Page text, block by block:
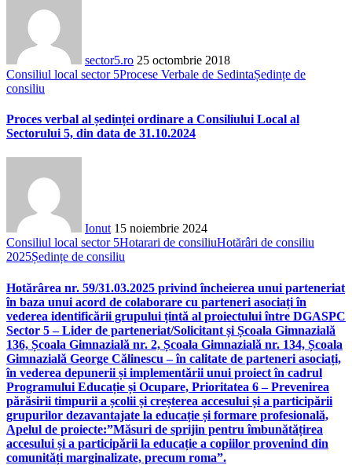
sector5.ro 25 octombrie 2018
Consiliul local sector 5Procese Verbale de SedintaȘedințe de
consiliu
Proces verbal al ședinței ordinare a Consiliului Local al
Sectorului 5, din data de 31.10.2024
Ionut 15 noiembrie 2024
Consiliul local sector 5Hotarari de consiliuHotărâri de consiliu
2025Ședințe de consiliu
Hotărârea nr. 59/31.03.2025 privind încheierea unui parteneriat
în baza unui acord de colaborare cu parteneri asociați în
vederea identificării grupului țintă al proiectului între DGASPC
Sector 5 – Lider de parteneriat/Solicitant și Școala Gimnazială
136, Școala Gimnazială nr. 2, Școala Gimnazială nr. 134, Școala
Gimnazială George Călinescu – în calitate de parteneri asociați,
în vederea depunerii și implementării unui proiect în cadrul
Programului Educație și Ocupare, Prioritatea 6 – Prevenirea
părăsirii timpurii a școlii și creșterea accesului și a participării
grupurilor dezavantajate la educație și formare profesională,
Apelul de proiecte:”Măsuri de sprijin pentru îmbunătățirea
accesului și a participării la educație a copiilor provenind din
comunități marginalizate, precum roma”.